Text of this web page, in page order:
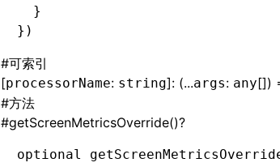
  }
})
#可索引
[processorName: string]: (...args: any[])
#方法
#getScreenMetricsOverride()?
optional